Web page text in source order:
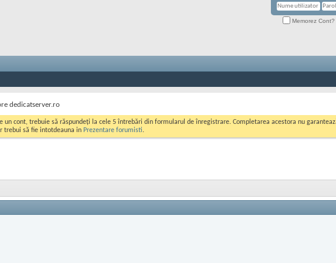
Memorez Cont?
dedicatserver.ro
un cont, trebuie să răspundeți la cele 5 întrebări din formularul de înregistrare. Completarea acestora nu
trebui să fie intotdeauna in Prezentare forumisti.